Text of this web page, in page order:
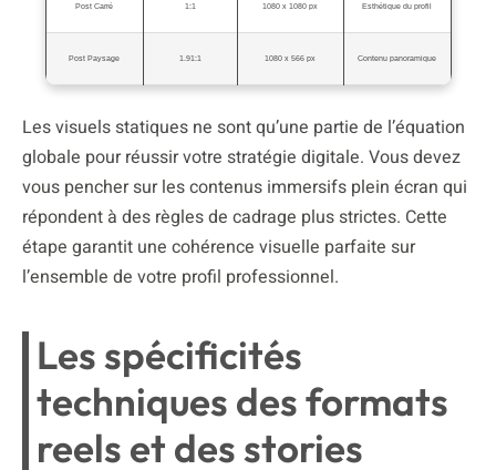
Post Carré 1:1 1080 x 1080 px Esthétique du profil
Post Paysage 1.91:1 1080 x 566 px Contenu panoramique
Les visuels statiques ne sont qu’une partie de l’équation
globale pour réussir votre stratégie digitale. Vous devez
vous pencher sur les contenus immersifs plein écran qui
répondent à des règles de cadrage plus strictes. Cette
étape garantit une cohérence visuelle parfaite sur
l’ensemble de votre profil professionnel.
Les spécificités
techniques des formats
reels et des stories